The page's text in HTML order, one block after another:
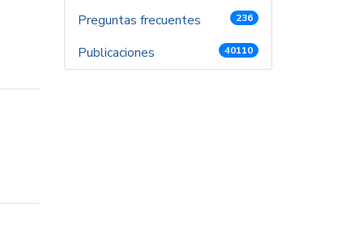
Preguntas frecuentes 236
Publicaciones 40110